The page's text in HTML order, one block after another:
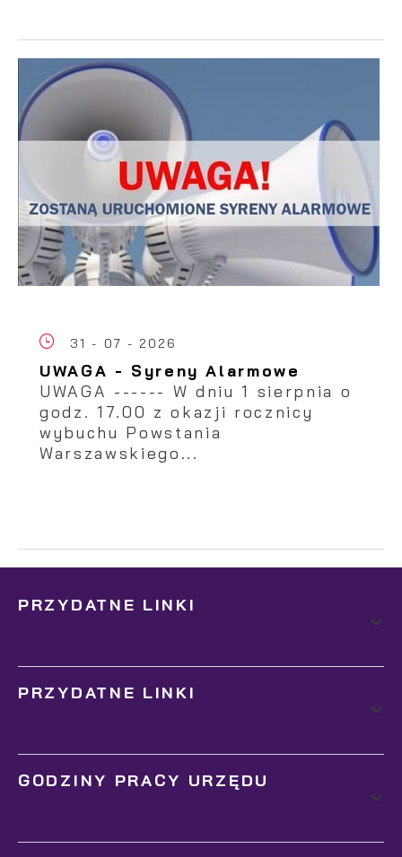
31 - 07 - 2026
UWAGA - Syreny Alarmowe
UWAGA ------ W dniu 1 sierpnia o
godz. 17.00 z okazji rocznicy
wybuchu Powstania
Warszawskiego...
PRZYDATNE LINKI
PRZYDATNE LINKI
GODZINY PRACY URZĘDU